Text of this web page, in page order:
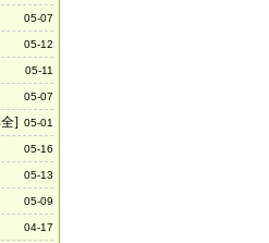
05-07
05-12
05-11
05-07
05-01
]
05-16
05-13
05-09
04-17